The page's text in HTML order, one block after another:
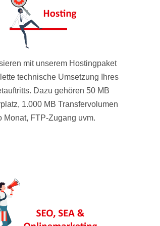
mit unserem Hostingpaket
technische Umsetzung Ihres
Dazu gehören 50 MB
1.000 MB Transfervolumen
Monat, FTP-Zugang uvm.